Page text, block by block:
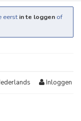
eerst in te loggen of
Inloggen